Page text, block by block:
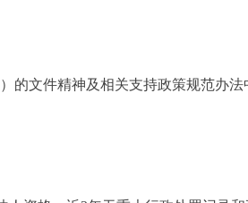
文件精神及相关支持政策规范办法